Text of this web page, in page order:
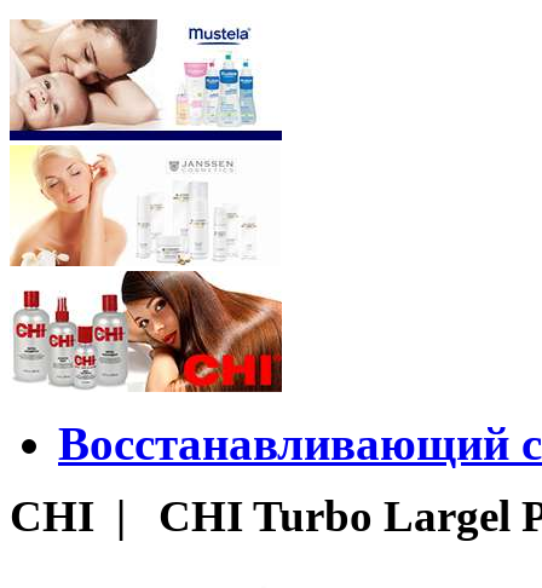
Восстанавливающий
CHI | CHI Turbo Largel